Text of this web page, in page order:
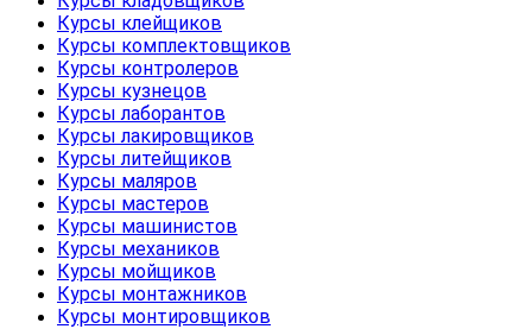
Курсы клейщиков
Курсы комплектовщиков
Курсы контролеров
Курсы кузнецов
Курсы лаборантов
Курсы лакировщиков
Курсы литейщиков
Курсы маляров
Курсы мастеров
Курсы машинистов
Курсы механиков
Курсы мойщиков
Курсы монтажников
Курсы монтировщиков